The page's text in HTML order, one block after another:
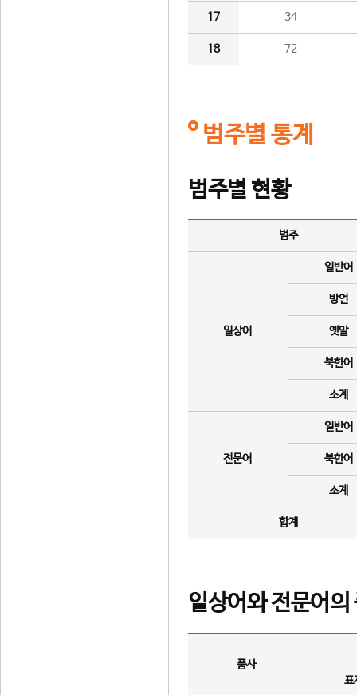
17 34
18 72
범주별 통계
범주별 현황
범주
일상어
일반어
방언
옛말
북한어
소계
전문어
일반어
북한어
소계
합계
일상어와 전문어의
품사
표